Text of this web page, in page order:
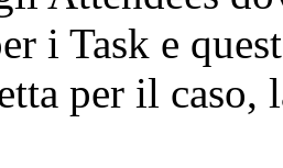
i Task e
per il caso,